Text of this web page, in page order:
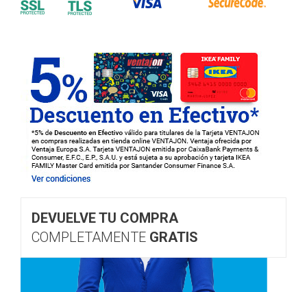
DEVUELVE TU COMPRA
COMPLETAMENTE GRATIS